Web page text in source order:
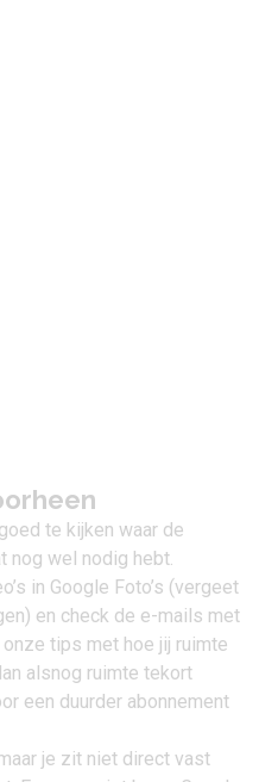
te kijken waar de
nog wel nodig hebt.
in Google Foto’s (vergeet
en check de e-mails met
tips met hoe jij ruimte
alsnog ruimte tekort
een duurder abonnement
je zit niet direct vast